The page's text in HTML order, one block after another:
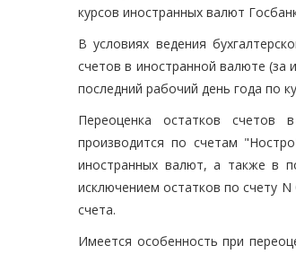
курсов иностранных валют
В условиях ведения
счетов в иностранной валюте (за
последний рабочий день года по
Переоценка остатков счетов
производится по счетам
иностранных валют, а также в
исключением остатков по счету
счета.
Имеется особенность при